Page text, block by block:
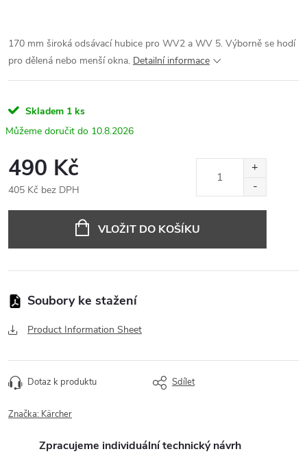
170 mm široká odsávací hubice pro WV2 a WV 5. Výborně se hodí
pro dělená nebo menší okna. Detailní informace
Skladem 1 ks
10.8.2026
490 Kč
405 Kč bez DPH
VLOŽIT DO KOŠÍKU
Product Information Sheet
Dotaz k produktu Sdílet
Značka: Kärcher
Zpracujeme individuální technický návrh